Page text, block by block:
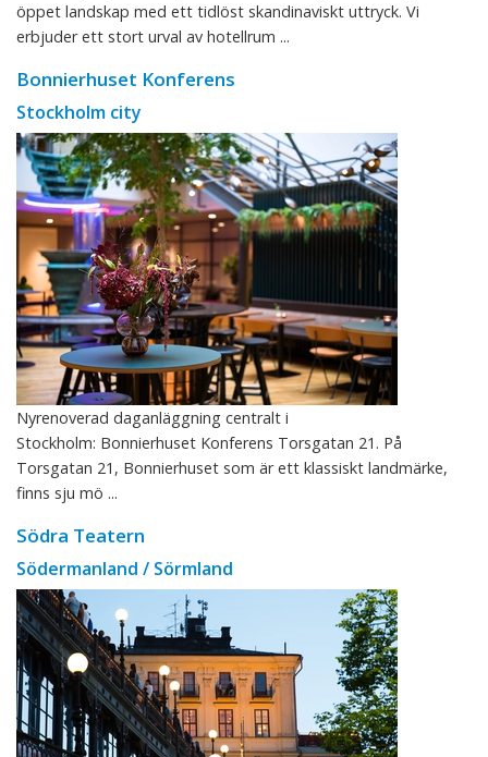
öppet landskap med ett tidlöst skandinaviskt uttryck. Vi
erbjuder ett stort urval av hotellrum ...
Bonnierhuset Konferens
Stockholm city
Nyrenoverad daganläggning centralt i
Stockholm: Bonnierhuset Konferens Torsgatan 21. På
Torsgatan 21, Bonnierhuset som är ett klassiskt landmärke,
finns sju mö ...
Södra Teatern
Södermanland / Sörmland